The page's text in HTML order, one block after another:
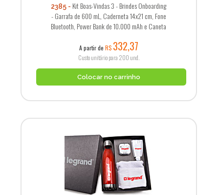
2385
Kit Boas-Vindas 3 - Brindes Onboarding
- Garrafa de 600 mL, Caderneta 14x21 cm, Fone
Bluetooth, Power Bank de 10.000 mAh e Caneta
A partir de R$ 332,37
Custo unitário para 200 und.
Colocar no carrinho